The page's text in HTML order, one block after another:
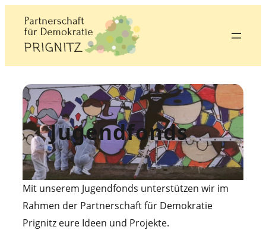
Inhalt
springen
Jugendfonds
Mit unserem Jugendfonds unterstützen wir im
Rahmen der Partnerschaft für Demokratie
Prignitz eure Ideen und Projekte.